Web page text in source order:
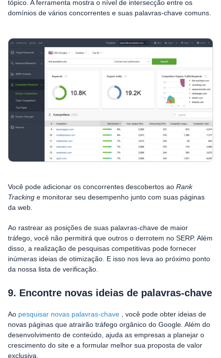
tópico. A ferramenta mostra o nível de intersecção entre os
domínios de vários concorrentes e suas palavras-chave comuns.
Você pode adicionar os concorrentes descobertos ao Rank
Tracking e monitorar seu desempenho junto com suas páginas
da web.
Ao rastrear as posições de suas palavras-chave de maior
tráfego, você não permitirá que outros o derrotem no SERP. Além
disso, a realização de pesquisas competitivas pode fornecer
inúmeras ideias de otimização. E isso nos leva ao próximo ponto
da nossa lista de verificação.
9. Encontre novas ideias de palavras-chave
Ao pesquisar novas palavras-chave , você pode obter ideias de
novas páginas que atrairão tráfego orgânico do Google. Além do
desenvolvimento de conteúdo, ajuda as empresas a planejar o
crescimento do site e a formular melhor sua proposta de valor
exclusiva.